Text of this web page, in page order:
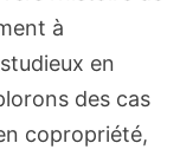
à
en
des cas
copropriété,